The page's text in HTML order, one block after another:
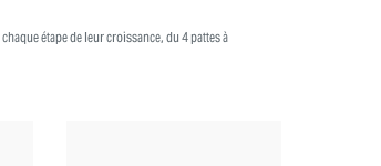
étape de leur croissance, du 4 pattes à